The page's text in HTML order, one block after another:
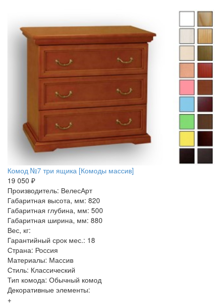
Комод №7 три ящика [Комоды массив]
19 050 ₽
Производитель: ВелесАрт
Габаритная высота, мм: 820
Габаритная глубина, мм: 500
Габаритная ширина, мм: 880
Вес, кг:
Гарантийный срок мес.: 18
Страна: Россия
Материалы: Массив
Стиль: Классический
Тип комода: Обычный комод
Декоративные элементы:
+